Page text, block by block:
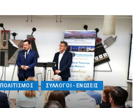
ΟΙΚΟΝΟΜΙΑ ΥΓΕΙΑ